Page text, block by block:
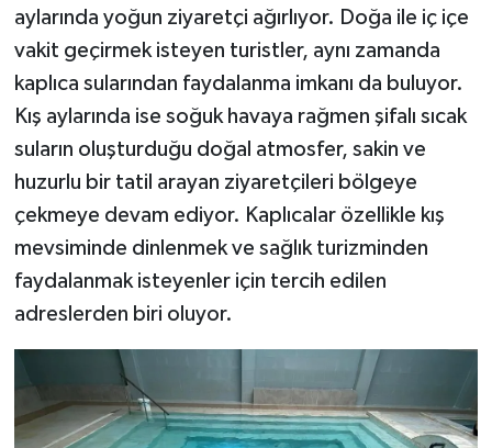
aylarında yoğun ziyaretçi ağırlıyor. Doğa ile iç içe
vakit geçirmek isteyen turistler, aynı zamanda
kaplıca sularından faydalanma imkanı da buluyor.
Kış aylarında ise soğuk havaya rağmen şifalı sıcak
suların oluşturduğu doğal atmosfer, sakin ve
huzurlu bir tatil arayan ziyaretçileri bölgeye
çekmeye devam ediyor. Kaplıcalar özellikle kış
mevsiminde dinlenmek ve sağlık turizminden
faydalanmak isteyenler için tercih edilen
adreslerden biri oluyor.